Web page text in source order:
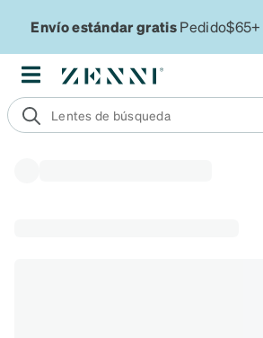
Envío estándar gratisPedido$65+